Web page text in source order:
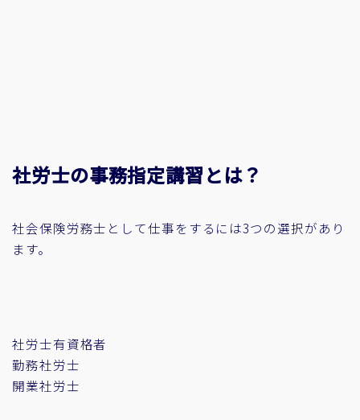
社労士の事務指定講習とは？
社会保険労務士として仕事をするには3つの選択があり
ます。
社労士有資格者
勤務社労士
開業社労士